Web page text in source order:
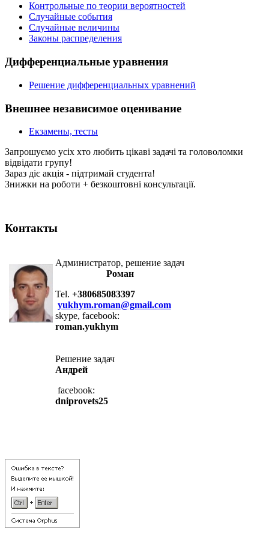
Контрольные по теории вероятностей
Случайные события
Случайные величины
Законы распределения
Дифференциальные уравнения
Решение дифференциальных уравнений
Внешнее независимое оценивание
Екзамены, тесты
Запрошуємо усіх хто любить цікаві задачі та головоломки
відвідати групу!
Зараз діє акція - підтримай студента!
Знижки на роботи + безкоштовні консультації.
Контакты
Администратор, решение задач
Роман
Tel. +380685083397
yukhym.roman@gmail.com
skype, facebook:
roman.yukhym
Решение задач
Андрей
facebook:
dniprovets25